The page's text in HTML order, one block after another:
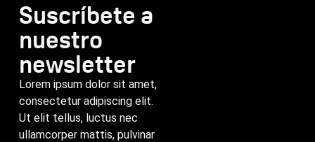
Suscríbete a
nuestro
newsletter
Lorem ipsum dolor sit amet,
consectetur adipiscing elit.
Ut elit tellus, luctus nec
ullamcorper mattis, pulvinar